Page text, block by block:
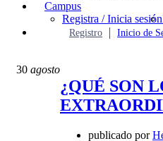
Campus
Registra / Inicia sesión
Registro Inicio de
30 agosto
¿QUÉ SON
publicado por